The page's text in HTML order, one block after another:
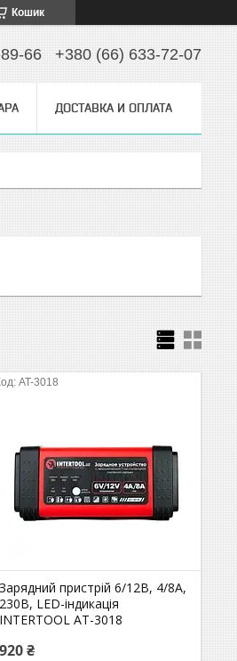
Кошик
66 +380 (66) 633-72-07
ДОСТАВКА И ОПЛАТА
AT-3018
Зарядний пристрій 6/12В, 4/8A,
230В, LED-індикація
INTERTOOL AT-3018
920 ₴